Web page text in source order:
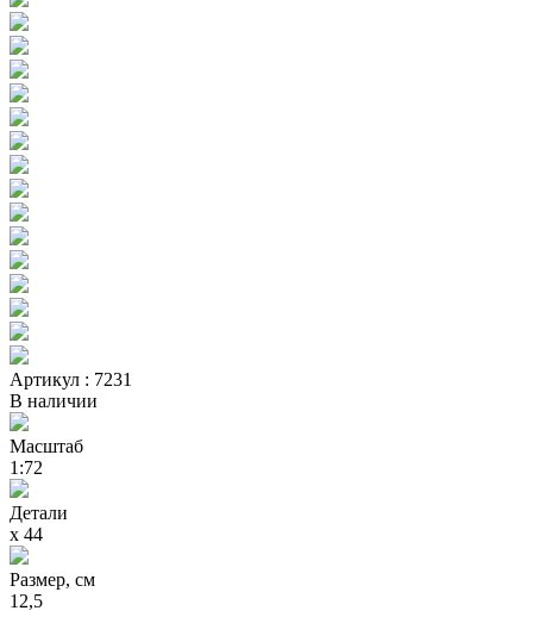
Артикул : 7231
В наличии
Масштаб
1:72
Детали
х 44
Размер, см
12,5